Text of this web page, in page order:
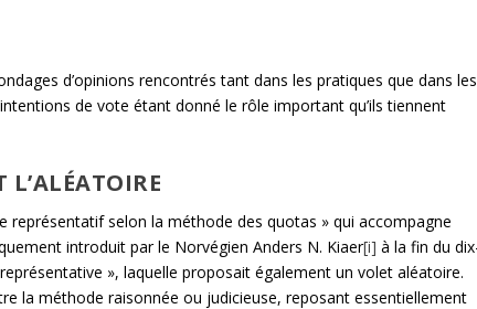
d’opinions rencontrés tant dans les pratiques que dans les
de vote étant donné le rôle important qu’ils tiennent
L’ALÉATOIRE
représentatif selon la méthode des quotas » qui accompagne
introduit par le Norvégien Anders N. Kiaer[i] à la fin du
», laquelle proposait également un volet aléatoire.
la méthode raisonnée ou judicieuse, reposant essentiellement